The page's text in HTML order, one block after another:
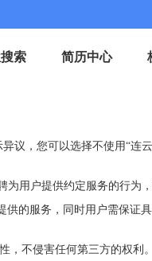
索 简历中心
议，您可以选择不使用“连
用户提供约定服务的行为
供的服务，同时用户需保证
，不侵害任何第三方的权利。